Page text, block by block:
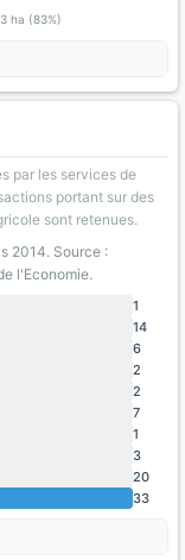
ha (83%)
par les services de
portant sur des
sont retenues.
2014. Source :
l'Economie.
1
14
6
2
2
7
1
3
20
33